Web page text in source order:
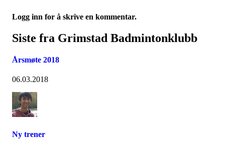
Logg inn for å skrive en kommentar.
Siste fra Grimstad Badmintonklubb
Årsmøte 2018
06.03.2018
Ny trener